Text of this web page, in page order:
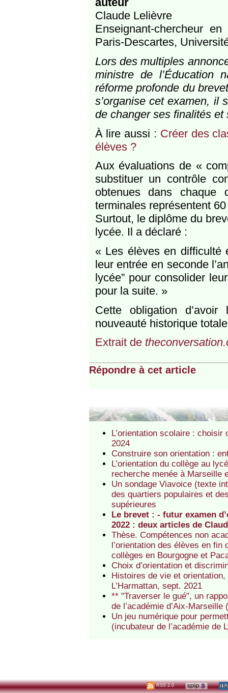
Claude Lelièvre
Enseignant-chercheur
Paris-Descartes,
Lors des multiples
ministre de l’Éducation
réforme profonde du
s’organise cet examen, il
de changer ses finalités et
À lire aussi : Créer des
élèves ?
Aux évaluations de «
substituer un contrôle
obtenues dans chaque
terminales représentent
Surtout, le diplôme du
lycée. Il a déclaré :
« Les élèves en difficulté
leur entrée en seconde
lycée” pour consolider
pour la suite. »
Cette obligation
nouveauté historique
Extrait de
Répondre à cet article
L’orientation scolaire :
2024
Construire son orientation :
L’orientation du collège au
recherche menée à Marseille
Un sondage Viavoice (texte
des quartiers populaires et
supérieures
Le brevet : - futur examen
2022 : deux articles de
Thèse. Compétences non
l’orientation des élèves en
collèges en Bourgogne et
Choix d’orientation et
Histoires de vie et
L’Harmattan, sept. 2021
** "Traverser le gué", un
de l’académie d’Aix-Marseille
Un jeu numérique pour
(incubateur de l’académie de
RSS 2.0